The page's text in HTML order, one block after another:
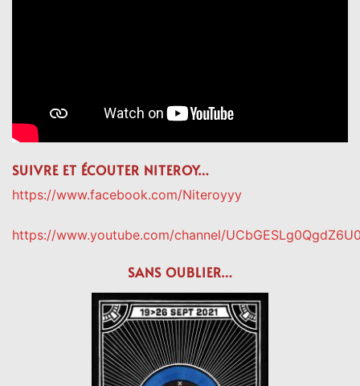
SUIVRE ET ÉCOUTER NITEROY…
https://www.facebook.com/Niteroyyy
https://www.youtube.com/channel/
SANS OUBLIER…